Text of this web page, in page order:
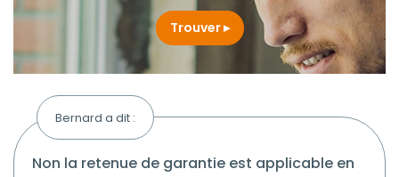
Trouver
Bernard a dit :
non la retenue de garantie est applicable en